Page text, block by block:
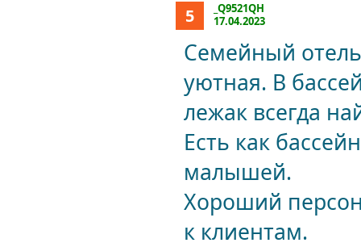
5
_Q9521QH
17.04.2023
Семейный
уютная. В
лежак всегда
Есть как
малышей.
Хороший
к клиентам.